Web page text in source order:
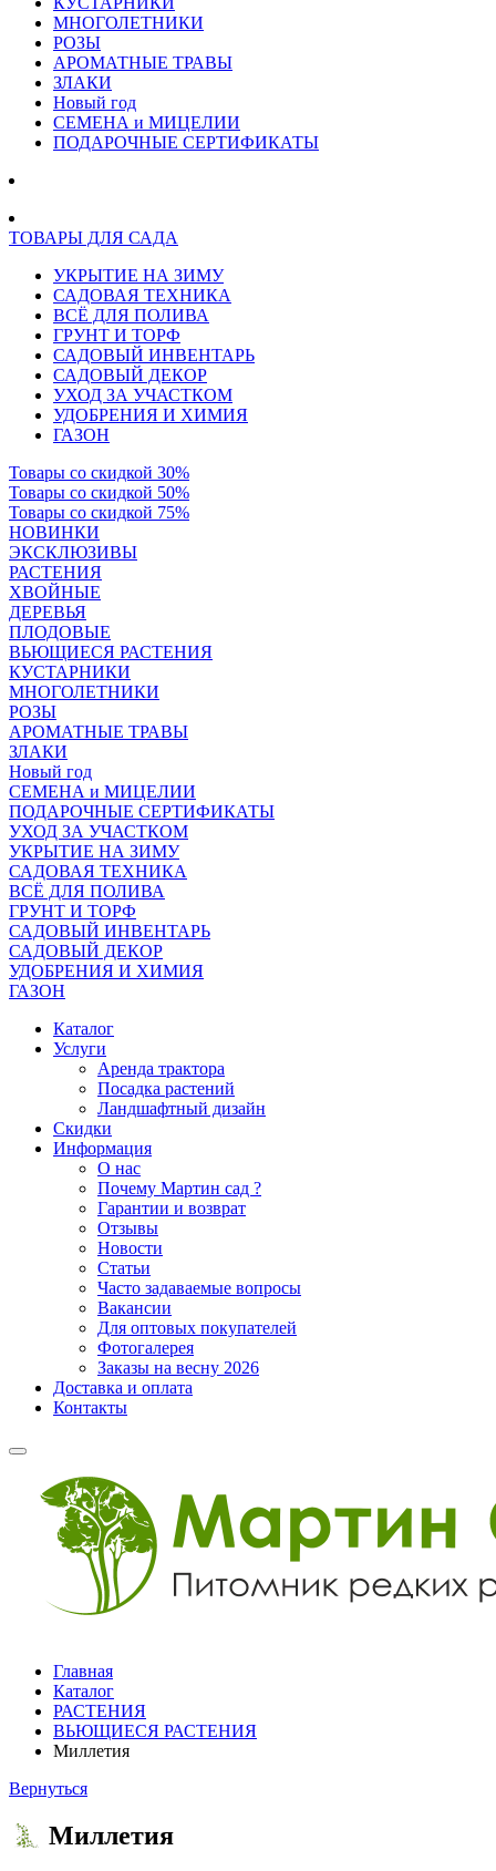
МНОГОЛЕТНИКИ
РОЗЫ
АРОМАТНЫЕ ТРАВЫ
ЗЛАКИ
Новый год
СЕМЕНА и МИЦЕЛИИ
ПОДАРОЧНЫЕ СЕРТИФИКАТЫ
ТОВАРЫ ДЛЯ САДА
УКРЫТИЕ НА ЗИМУ
САДОВАЯ ТЕХНИКА
ВСЁ ДЛЯ ПОЛИВА
ГРУНТ И ТОРФ
САДОВЫЙ ИНВЕНТАРЬ
САДОВЫЙ ДЕКОР
УХОД ЗА УЧАСТКОМ
УДОБРЕНИЯ И ХИМИЯ
ГАЗОН
Товары со скидкой 30%
Товары со скидкой 50%
Товары со скидкой 75%
НОВИНКИ
ЭКСКЛЮЗИВЫ
РАСТЕНИЯ
ХВОЙНЫЕ
ДЕРЕВЬЯ
ПЛОДОВЫЕ
ВЬЮЩИЕСЯ РАСТЕНИЯ
КУСТАРНИКИ
МНОГОЛЕТНИКИ
РОЗЫ
АРОМАТНЫЕ ТРАВЫ
ЗЛАКИ
Новый год
СЕМЕНА и МИЦЕЛИИ
ПОДАРОЧНЫЕ СЕРТИФИКАТЫ
УХОД ЗА УЧАСТКОМ
УКРЫТИЕ НА ЗИМУ
САДОВАЯ ТЕХНИКА
ВСЁ ДЛЯ ПОЛИВА
ГРУНТ И ТОРФ
САДОВЫЙ ИНВЕНТАРЬ
САДОВЫЙ ДЕКОР
УДОБРЕНИЯ И ХИМИЯ
ГАЗОН
Каталог
Услуги
Аренда трактора
Посадка растений
Ландшафтный дизайн
Скидки
Информация
О нас
Почему Мартин сад ?
Гарантии и возврат
Отзывы
Новости
Статьи
Часто задаваемые вопросы
Вакансии
Для оптовых покупателей
Фотогалерея
Заказы на весну 2026
Доставка и оплата
Контакты
Главная
Каталог
РАСТЕНИЯ
ВЬЮЩИЕСЯ РАСТЕНИЯ
Миллетия
Вернуться
Миллетия